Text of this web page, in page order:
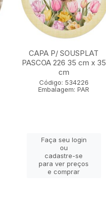
CAPA P/ SOUSPLAT
PASCOA 226 35 cm x 35
cm
Código: 534226
Embalagem: PAR
Faça seu login
ou
cadastre-se
para ver preços
e comprar